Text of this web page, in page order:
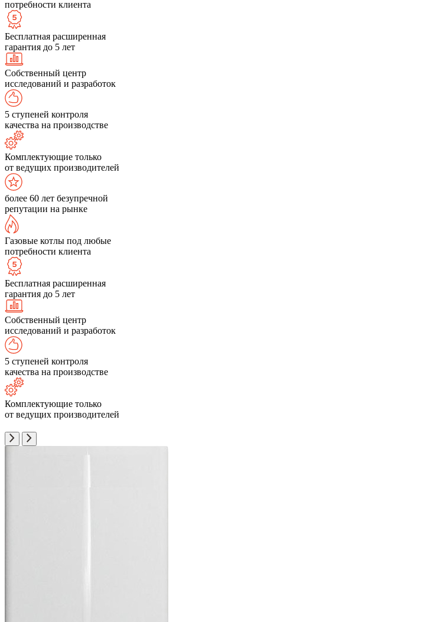
потребности клиента
Бесплатная расширенная
гарантия до 5 лет
Собственный центр
исследований и разработок
5 ступеней контроля
качества на производстве
Комплектующие только
от ведущих производителей
более 60 лет безупречной
репутации на рынке
Газовые котлы под любые
потребности клиента
Бесплатная расширенная
гарантия до 5 лет
Собственный центр
исследований и разработок
5 ступеней контроля
качества на производстве
Комплектующие только
от ведущих производителей